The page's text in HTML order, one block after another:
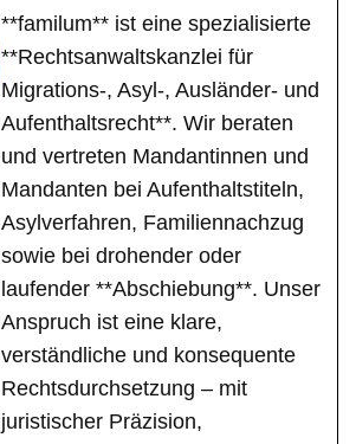
**familum** ist eine spezialisierte
**Rechtsanwaltskanzlei für
Migrations-, Asyl-, Ausländer- und
Aufenthaltsrecht**. Wir beraten
und vertreten Mandantinnen und
Mandanten bei Aufenthaltstiteln,
Asylverfahren, Familiennachzug
sowie bei drohender oder
laufender **Abschiebung**. Unser
Anspruch ist eine klare,
verständliche und konsequente
Rechtsdurchsetzung – mit
juristischer Präzision,